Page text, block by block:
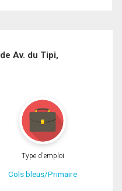
Av. du Tipi,
Type d'emploi
Cols bleus/Primaire